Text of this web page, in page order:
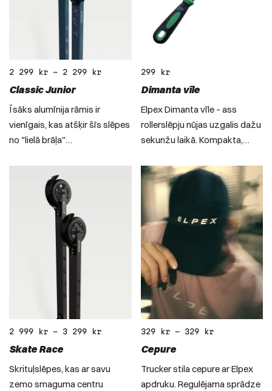
2 299 kr – 2 299 kr
Classic Junior
Īsāks alumīnija rāmis ir
vienīgais, kas atšķir šīs slēpes
no "lielā brāļa"…
299 kr
Dimanta vīle
Elpex Dimanta vīle – ass
rollerslēpju nūjas uzgalis dažu
sekunžu laikā. Kompakta,…
2 999 kr – 3 299 kr
Skate Race
Skrituļslēpes, kas ar savu
zemo smaguma centru
329 kr– 329 kr
Cepure
Trucker stila cepure ar Elpex
apdruku. Regulējama sprādze